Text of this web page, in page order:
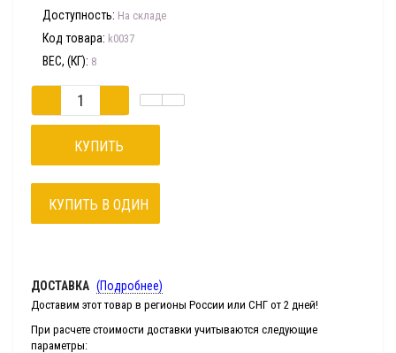
Доступность: На складе
Код товара: k0037
ВЕС, (КГ): 8
КУПИТЬ
КУПИТЬ В ОДИН
ДОСТАВКА (Подробнее)
Доставим этот товар в регионы России или СНГ от 2 дней!
При расчете стоимости доставки учитываются следующие
параметры: